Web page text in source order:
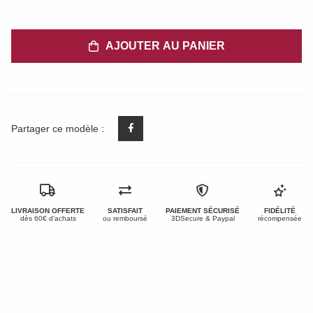
AJOUTER AU PANIER
Partager ce modèle :
LIVRAISON OFFERTE
dès 60€ d'achats
SATISFAIT
ou remboursé
PAIEMENT SÉCURISÉ
3DSecure & Paypal
FIDÉLITÉ
récompensée